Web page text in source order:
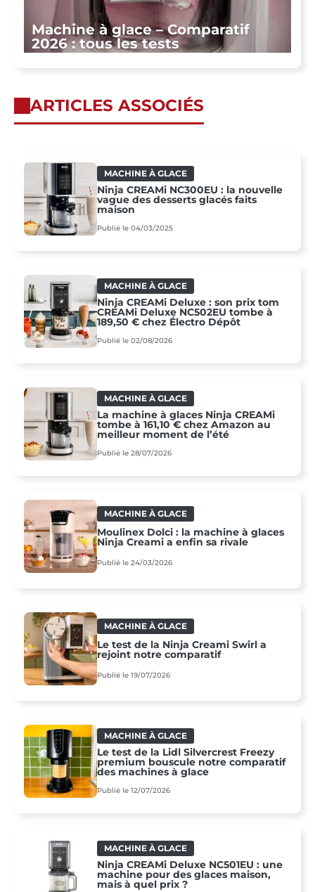
Machine à glace – Comparatif
2026 : tous les tests
ARTICLES ASSOCIÉS
MACHINE À GLACE
Ninja CREAMi NC300EU : la nouvelle
vague des desserts glacés faits
maison
Publié le 04/03/2025
MACHINE À GLACE
Ninja CREAMi Deluxe : son prix tom
CREAMi Deluxe NC502EU tombe à
189,50 € chez Électro Dépôt
Publié le 02/08/2026
MACHINE À GLACE
La machine à glaces Ninja CREAMi
tombe à 161,10 € chez Amazon au
meilleur moment de l’été
Publié le 28/07/2026
MACHINE À GLACE
Moulinex Dolci : la machine à glaces
Ninja Creami a enfin sa rivale
Publié le 24/03/2026
MACHINE À GLACE
Le test de la Ninja Creami Swirl a
rejoint notre comparatif
Publié le 19/07/2026
MACHINE À GLACE
Le test de la Lidl Silvercrest Freezy
premium bouscule notre comparatif
des machines à glace
Publié le 12/07/2026
MACHINE À GLACE
Ninja CREAMi Deluxe NC501EU : une
machine pour des glaces maison,
mais à quel prix ?